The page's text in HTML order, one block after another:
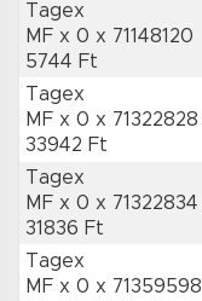
Tagex
MF x 0 x 71148120
5744 Ft
Tagex
MF x 0 x 71322828
33942 Ft
Tagex
MF x 0 x 71322834
31836 Ft
Tagex
MF x 0 x 71359598